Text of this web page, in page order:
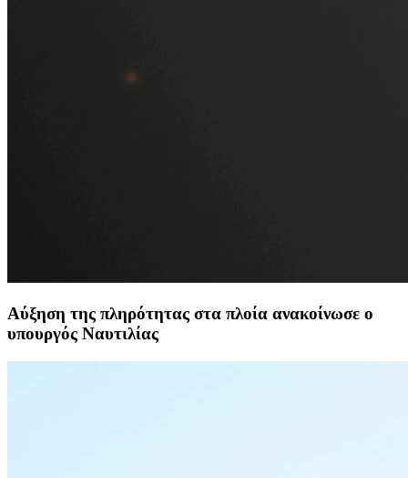
Αύξηση της πληρότητας στα πλοία ανακοίνωσε ο
υπουργός Ναυτιλίας